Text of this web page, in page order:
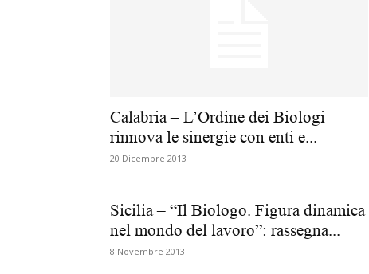
Calabria – L’Ordine dei Biologi
rinnova le sinergie con enti e...
20 Dicembre 2013
Sicilia – “Il Biologo. Figura dinamica
nel mondo del lavoro”: rassegna...
8 Novembre 2013